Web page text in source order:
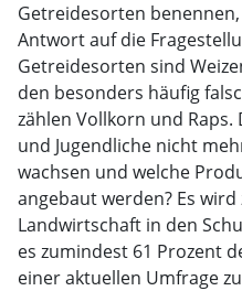
Getreidesorten
Antwort auf die
Getreidesorten sind
den besonders häufig
zählen Vollkorn und
und Jugendliche nicht
wachsen und welche
angebaut werden? Es
Landwirtschaft in den
es zumindest 61 Prozent
einer aktuellen Umfrage